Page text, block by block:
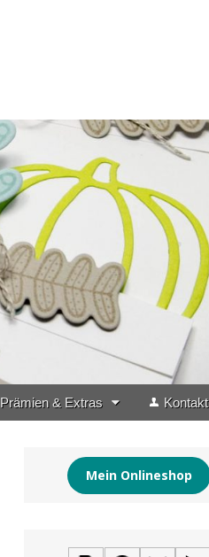
Prämien & Extras Kontakt
Mein Onlineshop